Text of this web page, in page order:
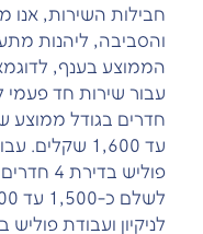
חבילות השירות, אנו
והסביבה, ליהנות
הממוצע בענף,
עד 1,600